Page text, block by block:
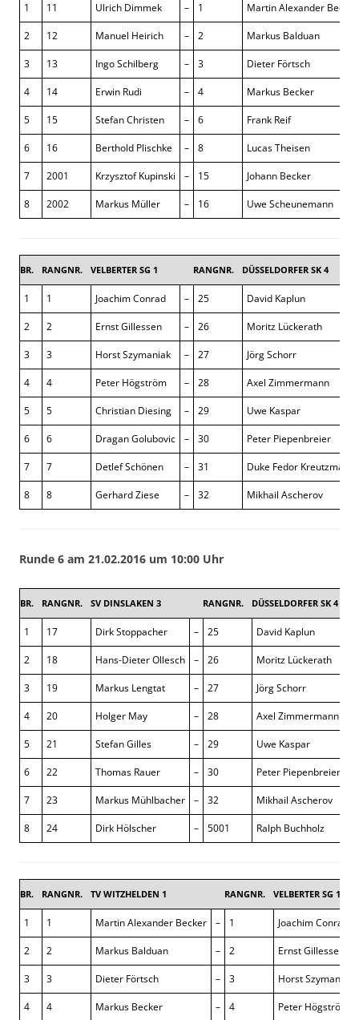
1 11 Ulrich Dimmek – 1 Martin Alexander Becker
2 12 Manuel Heirich – 2 Markus Balduan
3 13 Ingo Schilberg – 3 Dieter Förtsch
4 14 Erwin Rudi – 4 Markus Becker
5 15 Stefan Christen – 6 Frank Reif
6 16 Berthold Plischke – 8 Lucas Theisen
7 2001 Krzysztof Kupinski – 15 Johann Becker
8 2002 Markus Müller – 16 Uwe Scheunemann
BR. RANGNR. VELBERTER SG 1 RANGNR. DÜSSELDORFER SK 4
1 1 Joachim Conrad – 25 David Kaplun
2 2 Ernst Gillessen – 26 Moritz Lückerath
3 3 Horst Szymaniak – 27 Jörg Schorr
4 4 Peter Högström – 28 Axel Zimmermann
5 5 Christian Diesing – 29 Uwe Kaspar
6 6 Dragan Golubovic – 30 Peter Piepenbreier
7 7 Detlef Schönen – 31 Duke Fedor Kreutzmann
8 8 Gerhard Ziese – 32 Mikhail Ascherov
Runde 6 am 21.02.2016 um 10:00 Uhr
BR. RANGNR. SV DINSLAKEN 3 RANGNR. DÜSSELDORFER SK 4
1 17 Dirk Stoppacher – 25 David Kaplun
2 18 Hans-Dieter Ollesch – 26 Moritz Lückerath
3 19 Markus Lengtat – 27 Jörg Schorr
4 20 Holger May – 28 Axel Zimmermann
5 21 Stefan Gilles – 29 Uwe Kaspar
6 22 Thomas Rauer – 30 Peter Piepenbreier
7 23 Markus Mühlbacher – 32 Mikhail Ascherov
8 24 Dirk Hölscher – 5001 Ralph Buchholz
BR. RANGNR. TV WITZHELDEN 1 RANGNR. VELBERTER SG 1
1 1 Martin Alexander Becker – 1 Joachim Conrad
2 2 Markus Balduan – 2 Ernst Gillessen
3 3 Dieter Förtsch – 3 Horst Szymaniak
4 4 Markus Becker – 4 Peter Högström